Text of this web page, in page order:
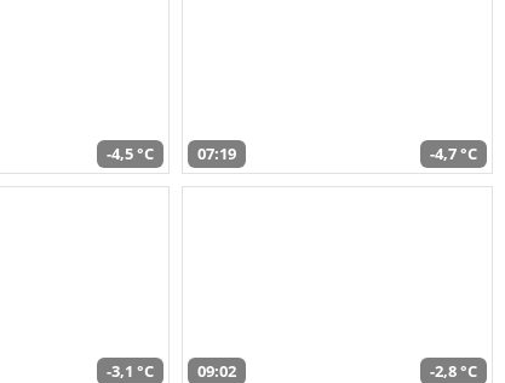
-4,5 °C 07:19 -4,7 °C
-3,1 °C 09:02 -2,8 °C